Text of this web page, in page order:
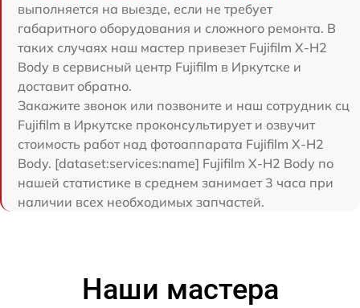
выполняется на выезде, если не требует
габаритного оборудования и сложного ремонта. В
таких случаях наш мастер привезет Fujifilm X-H2
Body в сервисный центр Fujifilm в Иркутске и
доставит обратно.
Закажите звонок или позвоните и наш сотрудник сц
Fujifilm в Иркутске проконсультирует и озвучит
стоимость работ над фотоаппарата Fujifilm X-H2
Body. [dataset:services:name] Fujifilm X-H2 Body по
нашей статистике в среднем занимает 3 часа при
наличии всех необходимых запчастей.
Наши мастера